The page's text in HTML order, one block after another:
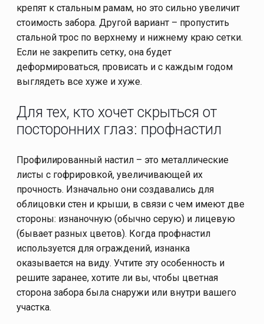
крепят к стальным рамам, но это сильно увеличит
стоимость забора. Другой вариант – пропустить
стальной трос по верхнему и нижнему краю сетки.
Если не закрепить сетку, она будет
деформироваться, провисать и с каждым годом
выглядеть все хуже и хуже.
Для тех, кто хочет скрыться от
посторонних глаз: профнастил
Профилированный настил – это металлические
листы с гофрировкой, увеличивающей их
прочность. Изначально они создавались для
облицовки стен и крыши, в связи с чем имеют две
стороны: изнаночную (обычно серую) и лицевую
(бывает разных цветов). Когда профнастил
используется для ограждений, изнанка
оказывается на виду. Учтите эту особенность и
решите заранее, хотите ли вы, чтобы цветная
сторона забора была снаружи или внутри вашего
участка.